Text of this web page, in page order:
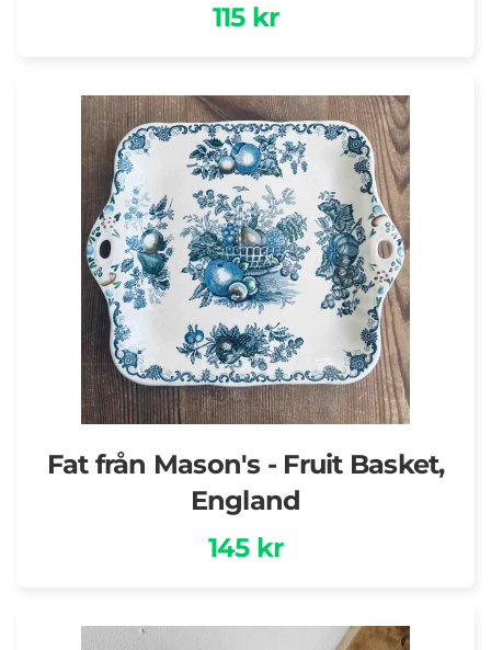
115 kr
Fat från Mason's - Fruit Basket,
England
145 kr